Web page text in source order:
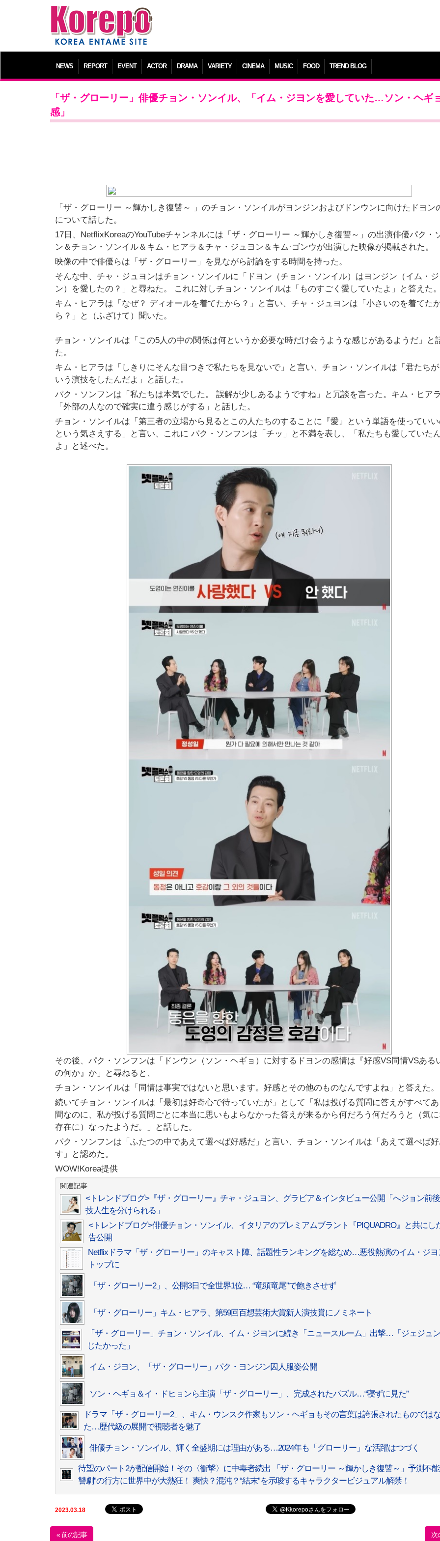
NEWS REPORT EVENT ACTOR DRAMA VARIETY CINEMA MUSIC FOOD TREND BLOG
「ザ・グローリー」俳優チョン・ソンイル、「イム・ジヨンを愛していた…ソン・ヘギ
感」
「ザ・グローリー ～輝かしき復讐～ 」のチョン・ソンイルがヨンジンおよびドンウンに向けたドヨン
について話した。
17日、NetflixKoreaのYouTubeチャンネルには「ザ・グローリー ～輝かしき復讐～」の出演俳優パク・
ン＆チョン・ソンイル＆キム・ヒアラ＆チャ・ジュヨン＆キム·ゴンウが出演した映像が掲載された。
映像の中で俳優らは「ザ・グローリー」を見ながら討論をする時間を持った。
そんな中、チャ・ジュヨンはチョン・ソンイルに「ドヨン（チョン・ソンイル）はヨンジン（イム・
ン）を愛したの？」と尋ねた。 これに対しチョン・ソンイルは「ものすごく愛していたよ」と答えた
キム・ヒアラは「なぜ？ ディオールを着てたから？」と言い、チャ・ジュヨンは「小さいのを着てた
ら？」と（ふざけて）聞いた。
チョン・ソンイルは「この5人の中の関係は何というか必要な時だけ会うような感じがあるようだ」と
た。
キム・ヒアラは「しきりにそんな目つきで私たちを見ないで」と言い、チョン・ソンイルは「君たち
いう演技をしたんだよ」と話した。
パク・ソンフンは「私たちは本気でした。 誤解が少しあるようですね」と冗談を言った。キム・ヒア
「外部の人なので確実に違う感じがする」と話した。
チョン・ソンイルは「第三者の立場から見るとこの人たちのすることに『愛』という単語を使ってい
という気さえする」と言い、これに パク・ソンフンは「チッ」と不満を表し、「私たちも愛していた
よ」と述べた。
その後、パク・ソンフンは「ドンウン（ソン・ヘギョ）に対するドヨンの感情は『好感VS同情VSある
の何か』か」と尋ねると、
チョン・ソンイルは「同情は事実ではないと思います。好感とその他のものなんですよね」と答えた。
続いてチョン・ソンイルは「最初は好奇心で待っていたが」として「私は投げる質問に答えがすべて
間なのに、私が投げる質問ごとに本当に思いもよらなかった答えが来るから何だろう何だろうと（気
存在に）なったようだ。」と話した。
パク・ソンフンは「ふたつの中であえて選べば好感だ」と言い、チョン・ソンイルは「あえて選べば
す」と認めた。
WOW!Korea提供
関連記事
<トレンドブログ>『ザ・グローリー』チャ・ジュヨン、グラビア＆インタビュー公開「へジョン前
技人生を分けられる」
<トレンドブログ>俳優チョン・ソンイル、イタリアのプレミアムブラント『PIQUADRO』と共にし
告公開
Netflixドラマ「ザ・グローリー」のキャスト陣、話題性ランキングを総なめ…悪役熱演のイム・ジヨ
トップに
「ザ・グローリー2」、公開3日で全世界1位… “竜頭竜尾”で飽きさせず
「ザ・グローリー」キム・ヒアラ、第59回百想芸術大賞新人演技賞にノミネート
「ザ・グローリー」チョン・ソンイル、イム・ジヨンに続き「ニュースルーム」出撃…「ジェジュ
じたかった」
イム・ジヨン、「ザ・グローリー」パク・ヨンジン囚人服姿公開
ソン・ヘギョ＆イ・ドヒョンら主演「ザ・グローリー」、完成されたパズル…“寝ずに見た”
ドラマ「ザ・グローリー2」、キム・ウンスク作家もソン・ヘギョもその言葉は誇張されたものでは
た…歴代級の展開で視聴者を魅了
俳優チョン・ソンイル、輝く全盛期には理由がある…2024年も「グローリー」な活躍はつづく
待望のパート2が配信開始！その〈衝撃〉に中毒者続出 「ザ・グローリー ～輝かしき復讐～」予測不能
讐劇”の行方に世界中が大熱狂！ 爽快？混沌？“結末”を示唆するキャラクタービジュアル解禁！
2023.03.18
« 前の記事 次